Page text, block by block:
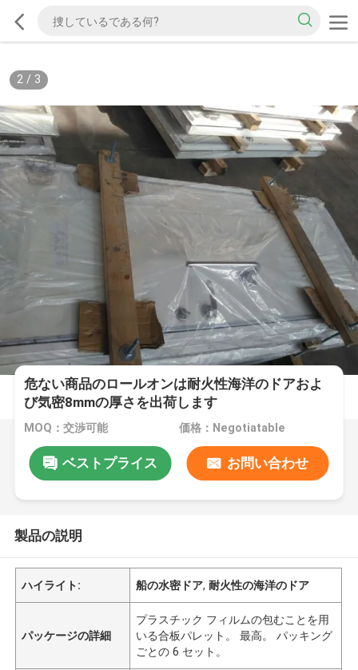
2/ 3
危ない商品のロールオンは耐火性海洋のドアおよ
び気密8mmの厚さを出荷します
MOQ：交渉可能 価格：Negotiatable
ベストプライス お問い合わせ
製品の説明
ハイライト: 船の水密ドア,耐火性の海洋のドア
パッケージの詳細
プラスチック フィルムの包むことを用
いる合板パレット。 最高。 パッキング
ごとの 6 セット。